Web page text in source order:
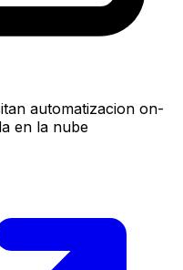
automatizacion on-
en la nube